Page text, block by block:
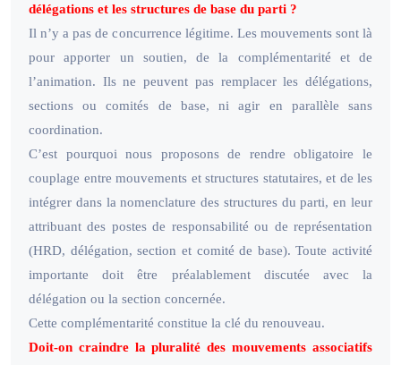
délégations et les structures de base du parti ?
Il n’y a pas de concurrence légitime. Les mouvements sont là
pour apporter un soutien, de la complémentarité et de
l’animation. Ils ne peuvent pas remplacer les délégations,
sections ou comités de base, ni agir en parallèle sans
coordination.
C’est pourquoi nous proposons de rendre obligatoire le
couplage entre mouvements et structures statutaires, et de les
intégrer dans la nomenclature des structures du parti, en leur
attribuant des postes de responsabilité ou de représentation
(HRD, délégation, section et comité de base). Toute activité
importante doit être préalablement discutée avec la
délégation ou la section concernée.
Cette complémentarité constitue la clé du renouveau.
Doit-on craindre la pluralité des mouvements associatifs